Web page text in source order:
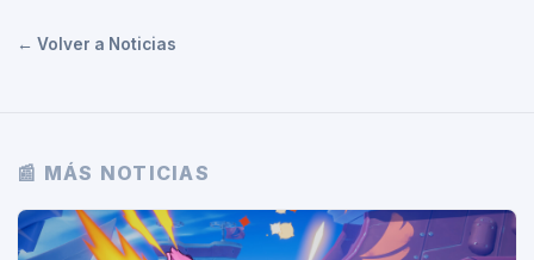
← Volver a Noticias
📰 MÁS NOTICIAS